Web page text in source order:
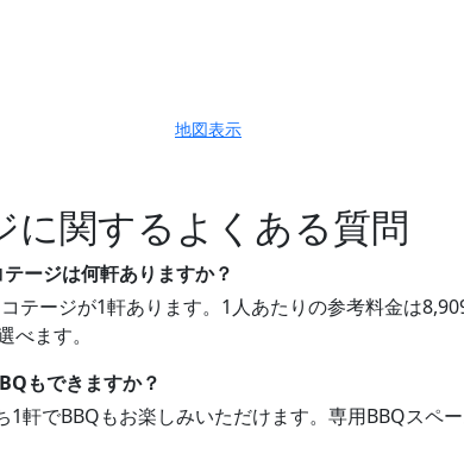
地図表示
に関するよくある質問
ージは何軒ありますか？
テージが1軒あります。1人あたりの参考料金は
ます。
もできますか？
軒でBBQもお楽しみいただけます。専用BBQスペ